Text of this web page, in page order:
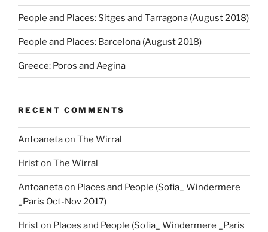
People and Places: Sitges and Tarragona (August 2018)
People and Places: Barcelona (August 2018)
Greece: Poros and Aegina
RECENT COMMENTS
Antoanetaon The Wirral
Hriston The Wirral
Antoanetaon Places and People (Sofia_ Windermere
_Paris Oct-Nov 2017)
Hriston Places and People (Sofia_ Windermere _Paris